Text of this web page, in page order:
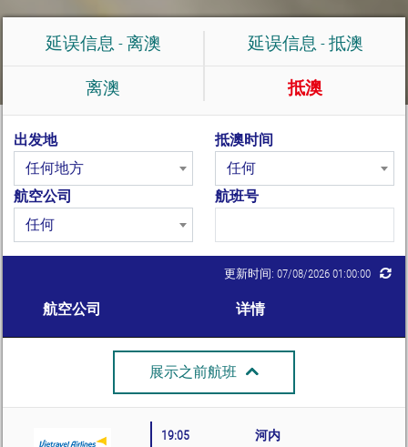
延误信息 - 离澳 延误信息 - 抵澳
离澳 抵澳
出发地
任何地方
抵澳时间
任何
航空公司
任何
航班号
更新时间: 07/08/2026 01:00:00
航空公司 详情
展示之前航班
19:05
河内